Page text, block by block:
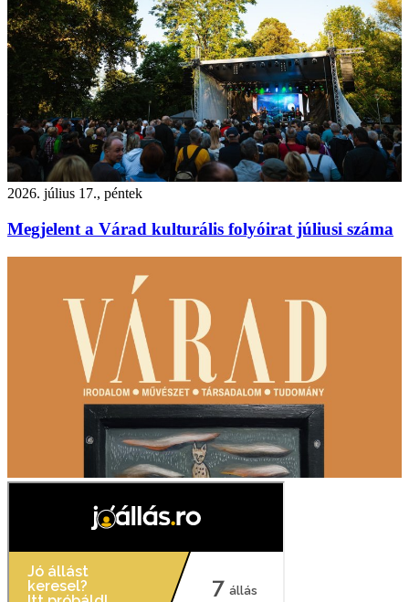
2026. július 17., péntek
Megjelent a Várad kulturális folyóirat júliusi száma